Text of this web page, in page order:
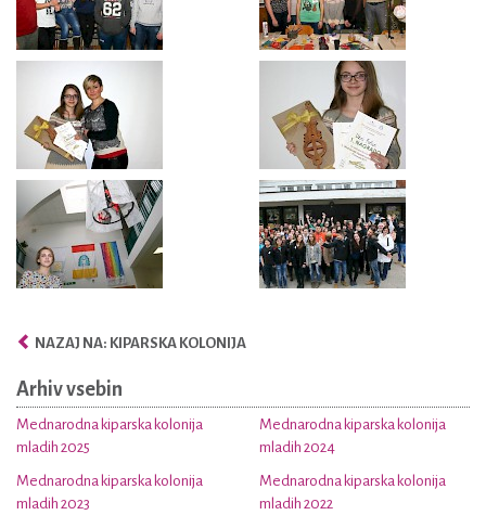
NAZAJ NA: KIPARSKA KOLONIJA
Arhiv vsebin
Mednarodna kiparska kolonija
mladih 2025
Mednarodna kiparska kolonija
mladih 2024
Mednarodna kiparska kolonija
mladih 2023
Mednarodna kiparska kolonija
mladih 2022